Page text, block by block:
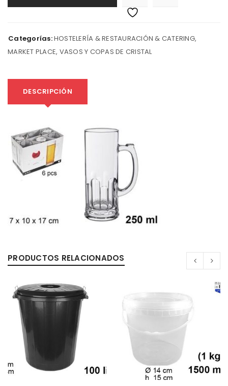
Categorías:HOSTELERÍA & RESTAURACIÓN & CATERING,
MARKET PLACE, VASOS Y COPAS DE CRISTAL
DESCRIPCIÓN
PRODUCTOS RELACIONADOS